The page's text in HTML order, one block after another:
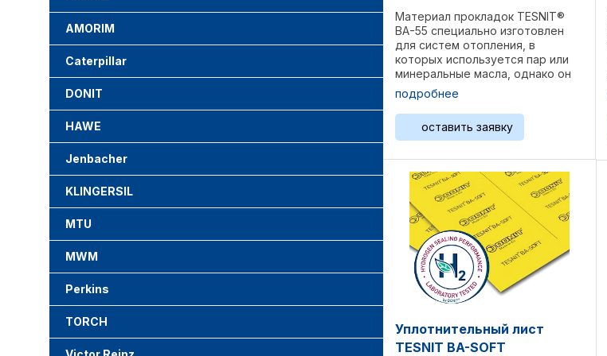
AMORIM
Caterpillar
DONIT
HAWE
Jenbacher
KLINGERSIL
MTU
MWM
Perkins
TORCH
Материал прокладок TESNIT®
BA-55 специально изготовлен
для систем отопления, в
которых используется пар или
минеральные масла, однако он
также подходит для других
применений. TESNIT® BA-55
обладает очень хорошей
термической и химической
стойкостью. ...
подробнее
оставить заявку
Уплотнительный лист
TESNIT BA-SOFT